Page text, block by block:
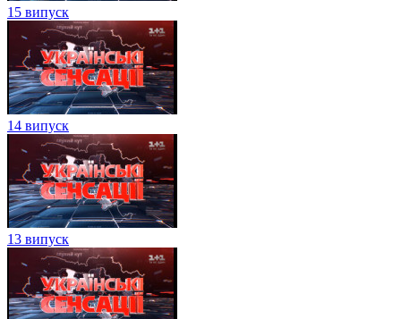
15 випуск
14 випуск
13 випуск